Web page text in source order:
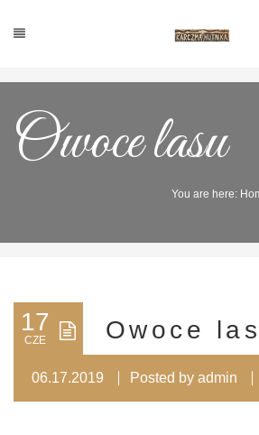
Owoce lasu
You are here:
17
CZE Owoce
06.17.2019 Posted by admin